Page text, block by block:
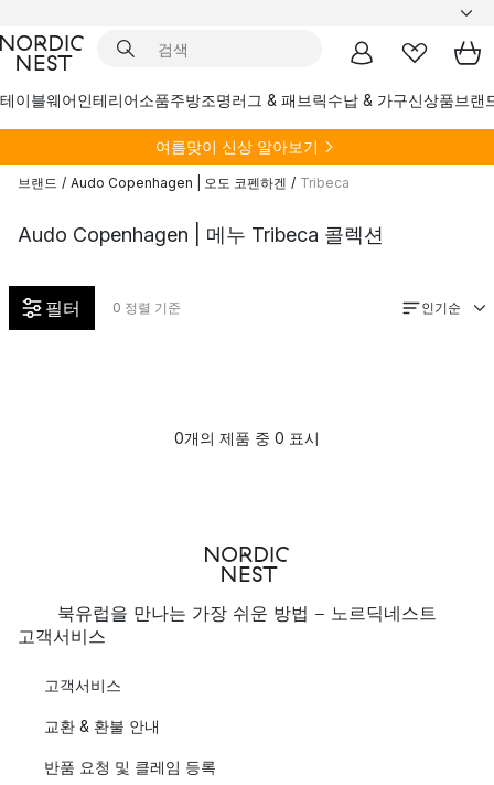
테이블웨어인테리어소품주방조명러그 & 패브릭수납 & 가구신상품브랜
여름맞이 신상 알아보기
브랜드 / Audo Copenhagen | 오도 코펜하겐 / Tribeca
Audo Copenhagen | 메누 Tribeca 콜렉션
필터 0 정렬 기준 인기순
0개의 제품 중 0 표시
북유럽을 만나는 가장 쉬운 방법 - 노르딕네스트
고객서비스
고객서비스
교환 & 환불 안내
반품 요청 및 클레임 등록